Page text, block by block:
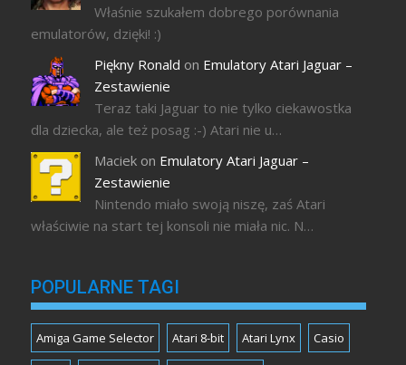
Właśnie szukałem dobrego porównania
emulatorów, dzięki! :)
Piękny Ronald on Emulatory Atari Jaguar –
Zestawienie
Teraz taki Jaguar to nie tylko ciekawostka
dla dziecka, ale też posag :-) Atari nie u…
Maciek on Emulatory Atari Jaguar –
Zestawienie
Nintendo miało swoją niszę, zaś Atari
właściwie na start tej konsoli nie miała nic. N…
POPULARNE TAGI
Amiga Game Selector Atari 8-bit Atari Lynx Casio